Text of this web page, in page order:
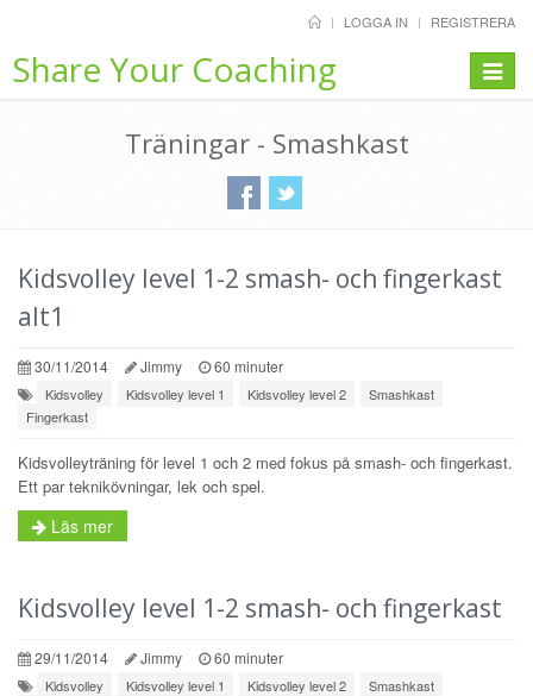
LOGGA IN REGISTRERA
Toggle
Share Your Coaching
Träningar - Smashkast
Kidsvolley level 1-2 smash- och fingerkast
alt1
30/11/2014 Jimmy 60 minuter
Kidsvolley Kidsvolley level 1 Kidsvolley level 2
Smashkast
Fingerkast
Kidsvolleyträning för level 1 och 2 med fokus på smash- och fingerkast.
Ett par teknikövningar, lek och spel.
Läs mer
Kidsvolley level 1-2 smash- och fingerkast
29/11/2014 Jimmy 60 minuter
Kidsvolley Kidsvolley level 1 Kidsvolley level 2
Smashkast